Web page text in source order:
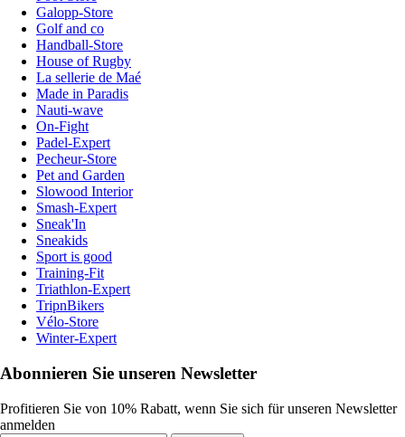
Galopp-Store
Golf and co
Handball-Store
House of Rugby
La sellerie de Maé
Made in Paradis
Nauti-wave
On-Fight
Padel-Expert
Pecheur-Store
Pet and Garden
Slowood Interior
Smash-Expert
Sneak'In
Sneakids
Sport is good
Training-Fit
Triathlon-Expert
TripnBikers
Vélo-Store
Winter-Expert
Abonnieren Sie unseren Newsletter
Profitieren Sie von 10% Rabatt, wenn Sie sich für unseren Newsletter
anmelden